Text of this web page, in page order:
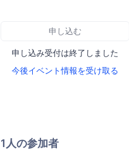
申し込む
申し込み受付は終了しました
今後イベント情報を受け取る
1人の参加者